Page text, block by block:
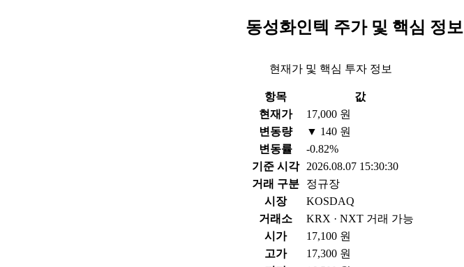
동성화인텍 주가 및 핵심 정보
현재가 및 핵심 투자 정보
항목
값
현재가
17,000 원
변동량
▼ 140 원
변동률
-0.82%
기준 시각
2026.08.07 15:30:30
거래 구분
정규장
시장
KOSDAQ
거래소
KRX · NXT 거래 가능
시가
17,100 원
고가
17,300 원